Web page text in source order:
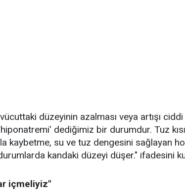
düzeyinin azalması veya artışı
dediğimiz bir durumdur. Tuz
kaybetme, su ve tuz dengesini sağlayan
kandaki düzeyi düşer." ifadesini
içmeliyiz"